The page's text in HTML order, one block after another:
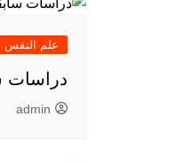
علم النفس
دراسات
admin